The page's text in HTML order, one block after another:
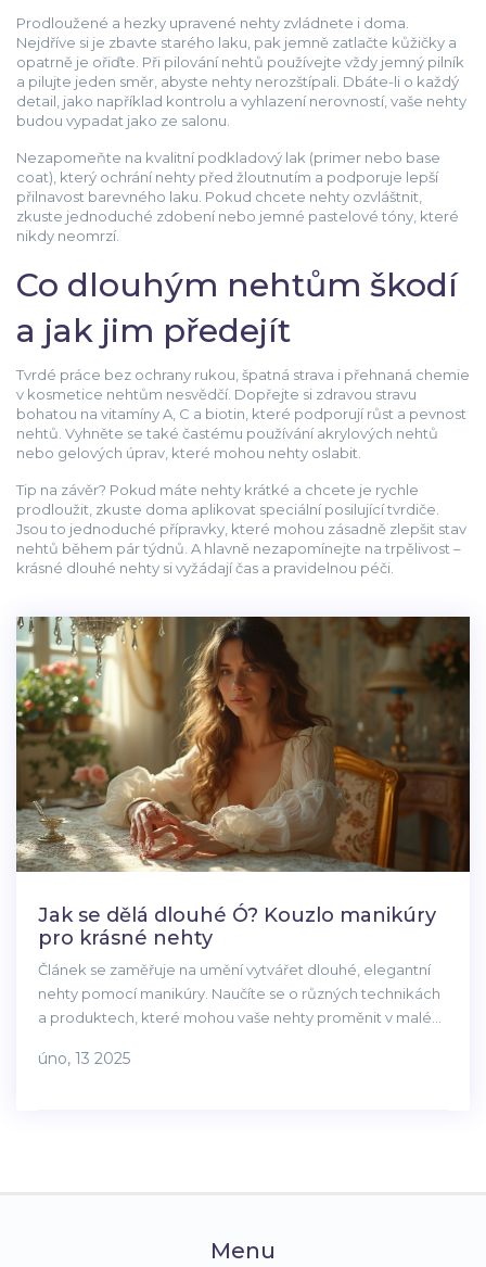
Prodloužené a hezky upravené nehty zvládnete i doma.
Nejdříve si je zbavte starého laku, pak jemně zatlačte kůžičky a
opatrně je ořiďte. Při pilování nehtů používejte vždy jemný pilník
a pilujte jeden směr, abyste nehty nerozštípali. Dbáte-li o každý
detail, jako například kontrolu a vyhlazení nerovností, vaše nehty
budou vypadat jako ze salonu.
Nezapomeňte na kvalitní podkladový lak (primer nebo base
coat), který ochrání nehty před žloutnutím a podporuje lepší
přilnavost barevného laku. Pokud chcete nehty ozvláštnit,
zkuste jednoduché zdobení nebo jemné pastelové tóny, které
nikdy neomrzí.
Co dlouhým nehtům škodí
a jak jim předejít
Tvrdé práce bez ochrany rukou, špatná strava i přehnaná chemie
v kosmetice nehtům nesvědčí. Dopřejte si zdravou stravu
bohatou na vitamíny A, C a biotin, které podporují růst a pevnost
nehtů. Vyhněte se také častému používání akrylových nehtů
nebo gelových úprav, které mohou nehty oslabit.
Tip na závěr? Pokud máte nehty krátké a chcete je rychle
prodloužit, zkuste doma aplikovat speciální posilující tvrdiče.
Jsou to jednoduché přípravky, které mohou zásadně zlepšit stav
nehtů během pár týdnů. A hlavně nezapomínejte na trpělivost –
krásné dlouhé nehty si vyžádají čas a pravidelnou péči.
Jak se dělá dlouhé Ó? Kouzlo manikúry
pro krásné nehty
Článek se zaměřuje na umění vytvářet dlouhé, elegantní
nehty pomocí manikúry. Naučíte se o různých technikách
a produktech, které mohou vaše nehty proměnit v malé
trendy jsou v současné době populární. Navíc objevíte
úno, 13 2025
Menu